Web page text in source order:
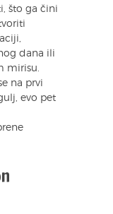
što ga čini
dana ili
mirisu.
na prvi
evo pet